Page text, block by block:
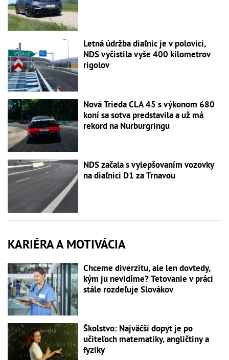
Letná údržba diaľnic je v polovici,
NDS vyčistila vyše 400 kilometrov
rigolov
Nová Trieda CLA 45 s výkonom 680
koní sa sotva predstavila a už má
rekord na Nurburgringu
NDS začala s vylepšovaním vozovky
na diaľnici D1 za Trnavou
KARIÉRA A MOTIVÁCIA
Chceme diverzitu, ale len dovtedy,
kým ju nevidíme? Tetovanie v práci
stále rozdeľuje Slovákov
Školstvo: Najväčší dopyt je po
učiteľoch matematiky, angličtiny a
fyziky